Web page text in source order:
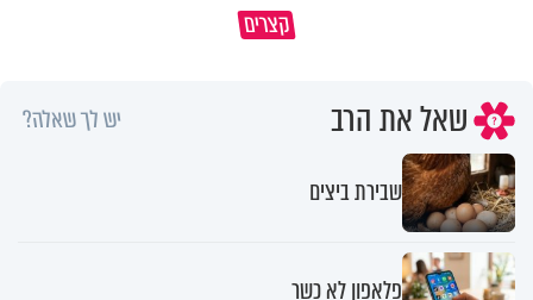
קצרים
שאל את הרב יש לך שאלה?
שבירת ביצים
פלאפון לא כשר